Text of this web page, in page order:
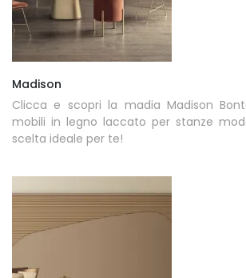
Madison
Clicca e scopri la madia Madison
mobili in legno laccato per stanze
scelta ideale per te!